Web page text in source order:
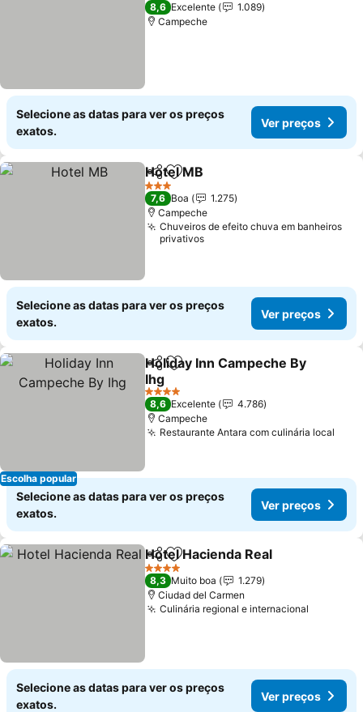
8,6 Excelente
1.089
Campeche
Selecione as datas para ver os preços
exatos.
Ver preços
PartilharAdicionar aos favoritos
Hotel MB
3 Estrelas
7,6 Boa
1.275
Campeche
Chuveiros de efeito chuva em banheiros
privativos
Selecione as datas para ver os preços
exatos.
Ver preços
Escolha popular
PartilharAdicionar aos favoritos
Holiday Inn Campeche By
Ihg
Ver preços
4 Estrelas
8,6 Excelente
4.786
Campeche
Restaurante Antara com culinária local
Selecione as datas para ver os preços
exatos.
Ver preços
PartilharAdicionar aos favoritos
Hotel Hacienda Real
4 Estrelas
8,3 Muito boa
1.279
Ciudad del Carmen
Culinária regional e internacional
Selecione as datas para ver os preços
exatos.
Ver preços